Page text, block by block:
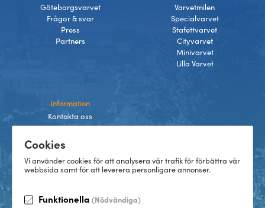
Cookies
Vi använder cookies för att analysera vår trafik för förbättra vår
webbsida samt för att leverera personligare annonser.
Funktionella (Nödvändiga)
Göteborgsvarvet
Frågor & svar
Press
Partners
Varvetmilen
Specialvarvet
Stafettvarvet
Cityvarvet
Minivarvet
Lilla Varvet
Information
Kontakta oss
Villkor
Cookies